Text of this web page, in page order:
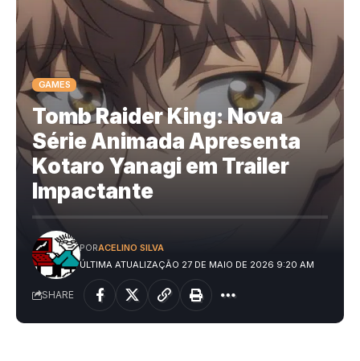
GAMES
Tomb Raider King: Nova
Série Animada Apresenta
Kotaro Yanagi em Trailer
Impactante
ÚLTIMA ATUALIZAÇÃO 27 DE MAIO DE 2026 9:20 AM
PORACELINO SILVA
SHARE